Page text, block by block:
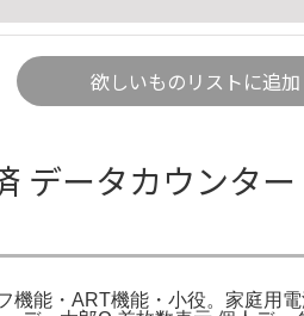
欲しいものリストに追加
データカウンター
機能・ART機能・小役。家庭用電